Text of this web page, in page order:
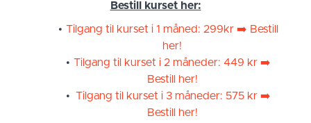
Bestill kurset her:
Tilgang til kurset i 1 måned: 299kr ➡️ Bestill
her!
Tilgang til kurset i 2 måneder: 449 kr ➡️
Bestill her!
Tilgang til kurset i 3 måneder: 575 kr ➡️
Bestill her!